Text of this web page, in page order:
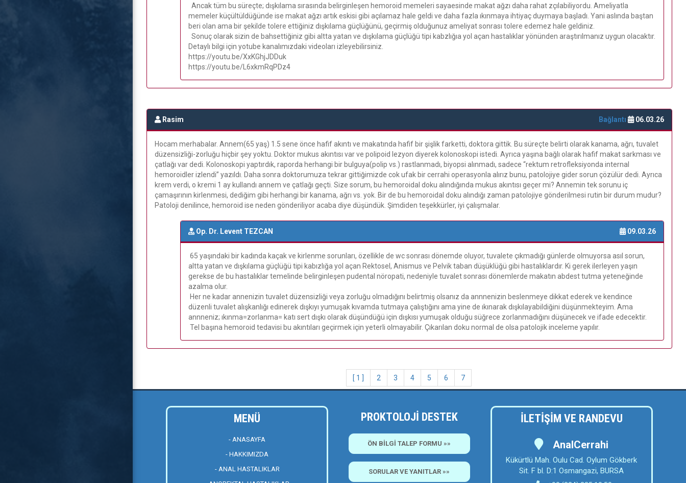
Ancak tüm bu süreçte; dışkılama sırasında belirginleşen hemoroid memeleri sayaesinde makat ağzı daha rahat zçılabiliyordu. Ameliyatla
memeler küçültüldüğünde ise makat ağzı artık eskisi gibi açılamaz hale geldi ve daha fazla ıkınmaya ihtiyaç duymaya başladı. Yani aslında baştan
beri olan ama bir şekilde tolere ettiğiniz dışkılama güçlüğünü, geçirmiş olduğunuz ameliyat sonrası tolere edemez hale geldiniz.
Sonuç olarak sizin de bahsettiğiniz gibi altta yatan ve dışkılama güçlüğü tipi kabzlığıa yol açan hastalıklar yönünden araştırılmanız uygun olacaktır.
Detaylı bilgi için yotube kanalımızdaki videoları izleyebilirsiniz.
https://youtu.be/XxKGhjJDDuk
https://youtu.be/L6xkmRqPDz4
Rasim Bağlantı 06.03.26
Hocam merhabalar. Annem(65 yaş) 1.5 sene önce hafif akıntı ve makatında hafif bir şişlik farketti, doktora gittik. Bu süreçte belirti olarak kanama, ağrı, tuvalet
düzensizliği-zorluğu hiçbir şey yoktu. Doktor mukus akıntısı var ve polipoid lezyon diyerek kolonoskopi istedi. Ayrıca yaşına bağlı olarak hafif makat sarkması ve
çatlağı var dedi. Kolonoskopi yaptırdık, raporda herhangi bir bulguya(polip vs.) rastlanmadı, biyopsi alınmadı, sadece “rektum retrofleksiyonda internal
hemoroidler izlendi” yazıldı. Daha sonra doktorumuza tekrar gittiğimizde cok ufak bir cerrahi operasyonla alırız bunu, patolojiye gider sorun çözülür dedi. Ayrıca
krem verdi, o kremi 1 ay kullandı annem ve çatlağı geçti. Size sorum, bu hemoroidal doku alındığında mukus akıntısı geçer mi? Annemin tek sorunu iç
çamaşırının kirlenmesi, dediğim gibi herhangi bir kanama, ağrı vs. yok. Bir de bu hemoroidal doku alındığı zaman patolojiye gönderilmesi rutin bir durum mudur?
Patoloji denilince, hemoroid ise neden gönderiliyor acaba diye düşündük. Şimdiden teşekkürler, iyi çalışmalar.
Op. Dr. Levent TEZCAN 09.03.26
65 yaşındaki bir kadında kaçak ve kirlenme sorunları, özellikle de wc sonrası dönemde oluyor, tuvalete çıkmadığı günlerde olmuyorsa asıl sorun,
altta yatan ve dışkılama güçlüğü tipi kabızlığa yol açan Rektosel, Anismus ve Pelvik taban düşüklüğü gibi hastalıklardır. Ki gerek ilerleyen yaşın
gerekse de bu hastalıklar temelinde belirginleşen pudental nöropati, nedeniyle tuvalet sonrası dönemlerde makatın abdest tutma yeteneğinde
azalma olur.
Her ne kadar annenizin tuvalet düzensizliği veya zorluğu olmadığını belirtmiş olsanız da annnenizin beslenmeye dikkat ederek ve kendince
düzenli tuvalet alışkanlığı edinerek dışkıyı yumuşak kıvamda tutmaya çalıştığını ama yine de ıkınarak dışkılayabildiğini düşünmekteyim. Ama
annneniz; ıkınma=zorlanma= katı sert dışkı olarak düşündüğü için dışkısı yumuşak olduğu süğrece zorlanmadığını düşünecek ve ifade edecektir.
Tel başına hemoroid tedavisi bu akıntıları geçirmek için yeterli olmayabilir. Çıkarılan doku normal de olsa patolojik inceleme yapılır.
[ 1 ] 2 3 4 5 6 7
MENÜ
- ANASAYFA
- HAKKIMIZDA
- ANAL HASTALIKLAR
PROKTOLOJİ DESTEK
ÖN BİLGİ TALEP FORMU »»
SORULAR VE YANITLAR »»
İLETİŞİM VE RANDEVU
AnalCerrahi
Kükürtlü Mah. Oulu Cad. Oylum Gökberk
Sit. F bl. D:1 Osmangazi, BURSA